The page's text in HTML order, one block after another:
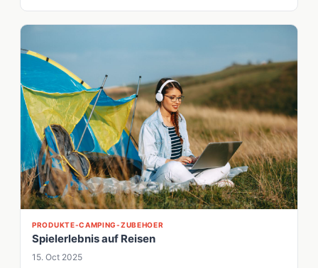
PRODUKTE-CAMPING-ZUBEHOER
Spielerlebnis auf Reisen
15. Oct 2025